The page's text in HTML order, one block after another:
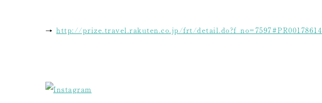
→ http://prize.travel.rakuten.co.jp/frt/detail.do?f_no=7597#PR00178614